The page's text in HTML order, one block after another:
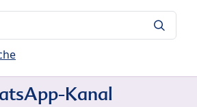
Kanal